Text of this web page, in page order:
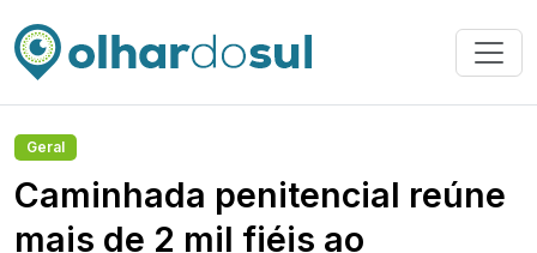
Geral
Caminhada penitencial reúne
mais de 2 mil fiéis ao